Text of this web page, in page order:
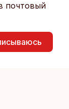
почтовый